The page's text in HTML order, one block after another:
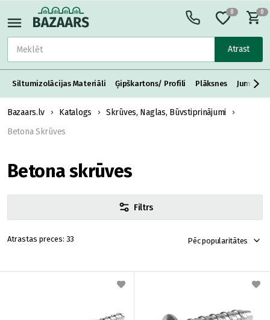
Atrast
0 0
Siltumizolācijas Materiāli Ģipškartons/ Profili Plāksnes Jumta
Bazaars.lv Katalogs
Skrūves, Naglas, Būvstiprinājumi
Betona Skrūves
Betona skrūves
Filtrs
33 Pēc popularitātes